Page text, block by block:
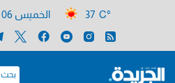
37 C° الخميس 06 أغسطس 2026
بحث